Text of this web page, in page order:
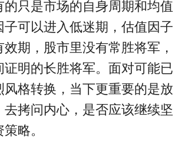
的只是市场的自身周期和均值
子可以进入低迷期，估值因子
期，股市里没有常胜将军，
证明的长胜将军。面对可能已
风格转换，当下更重要的是放
去拷问内心，是否应该继续坚
略。